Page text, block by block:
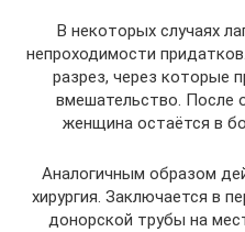
В некоторых случаях
непроходимости
разрез, через которые
вмешательство. После
женщина остаётся в
Аналогичным образом
хирургия. Заключается в
донорской трубы на